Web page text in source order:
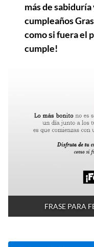
más de
cumpleaños
como si fuera el
cumple!
FRASE PARA